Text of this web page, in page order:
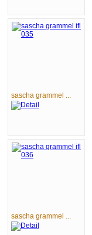
sascha grammel ...
sascha grammel ...